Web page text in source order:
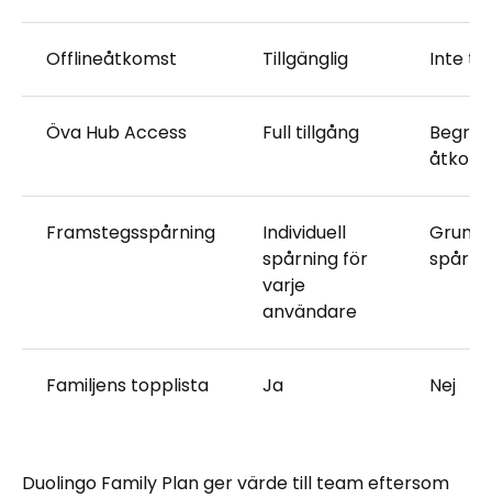
Offlineåtkomst Tillgänglig Inte
Öva Hub Access Full tillgång
Framstegsspårning
Individuell
spårning för
varje
användare
Familjens topplista Ja Nej
Duolingo Family Plan ger värde till team eftersom